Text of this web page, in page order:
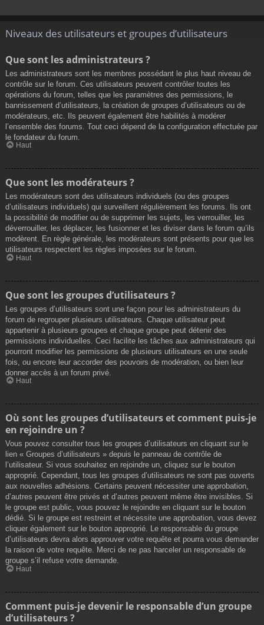
Niveaux des utilisateurs et groupes d’utilisateurs
Que sont les administrateurs ?
Les administrateurs sont les membres possédant le plus haut niveau de
contrôle sur le forum. Ces utilisateurs peuvent contrôler toutes les
opérations du forum, telles que les paramètres des permissions, le
bannissement d’utilisateurs, la création de groupes d’utilisateurs ou de
modérateurs, etc. Ils peuvent également être habilités à modérer
l’ensemble des forums. Tout ceci dépend de la configuration effectuée par
le fondateur du forum.
Haut
Que sont les modérateurs ?
Les modérateurs sont des utilisateurs individuels (ou des groupes
d’utilisateurs individuels) qui surveillent régulièrement les forums. Ils ont
la possibilité de modifier ou de supprimer les sujets, les verrouiller, les
déverrouiller, les déplacer, les fusionner et les diviser dans le forum qu’ils
modèrent. En règle générale, les modérateurs sont présents pour que les
utilisateurs respectent les règles imposées sur le forum.
Haut
Que sont les groupes d’utilisateurs ?
Les groupes d’utilisateurs sont une façon pour les administrateurs du
forum de regrouper plusieurs utilisateurs. Chaque utilisateur peut
appartenir à plusieurs groupes et chaque groupe peut détenir des
permissions individuelles. Ceci facilite les tâches aux administrateurs qui
pourront modifier les permissions de plusieurs utilisateurs en une seule
fois, ou encore leur accorder des pouvoirs de modération, ou bien leur
donner accès à un forum privé.
Haut
Où sont les groupes d’utilisateurs et comment puis-je
en rejoindre un ?
Vous pouvez consulter tous les groupes d’utilisateurs en cliquant sur le
lien « Groupes d’utilisateurs » depuis le panneau de contrôle de
l’utilisateur. Si vous souhaitez en rejoindre un, cliquez sur le bouton
approprié. Cependant, tous les groupes d’utilisateurs ne sont pas ouverts
aux nouvelles adhésions. Certains peuvent nécessiter une approbation,
d’autres peuvent être privés et d’autres peuvent même être invisibles. Si
le groupe est public, vous pouvez le rejoindre en cliquant sur le bouton
dédié. Si le groupe est restreint et nécessite une approbation, vous devez
cliquer également sur le bouton approprié. Le responsable du groupe
d’utilisateurs devra alors approuver votre requête et pourra vous demander
la raison de votre requête. Merci de ne pas harceler un responsable de
groupe s’il refuse votre demande.
Haut
Comment puis-je devenir le responsable d’un groupe
d’utilisateurs ?